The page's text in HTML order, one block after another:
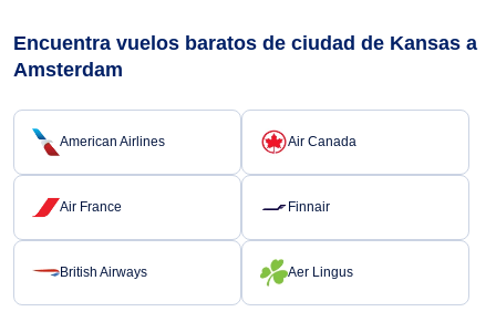
Encuentra vuelos baratos de ciudad de Kansas a
Amsterdam
American Airlines Air Canada
Air France Finnair
British Airways Aer Lingus